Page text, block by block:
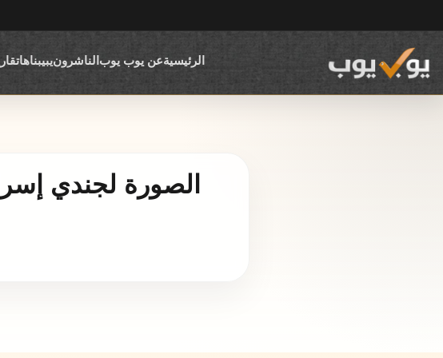
الرئيسيةعن يوب يوبالناشرونيبيبناها
الصورة لجندي